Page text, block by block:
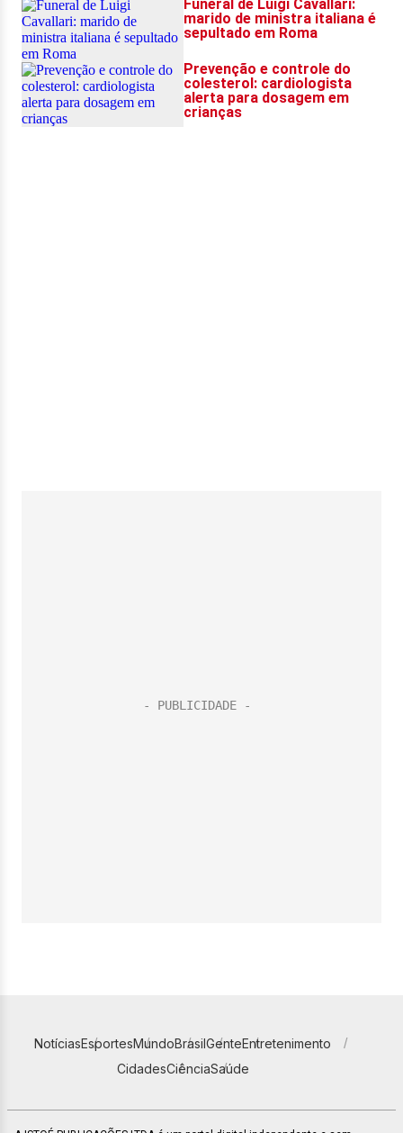
NotíciasEsportesMundoBrasilGenteEntretenimento
CidadesCiênciaSaúde